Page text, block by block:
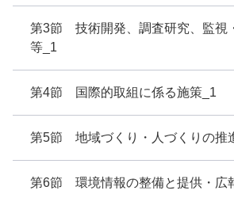
第3節 技術開発、調査研究、監視
等_1
第4節 国際的取組に係る施策_1
第5節 地域づくり・人づくりの推
第6節 環境情報の整備と提供・広